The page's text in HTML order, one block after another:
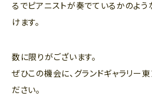
るでピアニストが奏でているかのよ
けます。
数に限りがございます。
ぜひこの機会に、グランドギャラリー
ださい。